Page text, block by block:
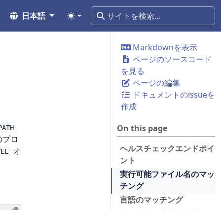
日本語
Markdownを表示
ページのソースコード
を見る
ページの編集
ドキュメントのissueを
作成
On this page
ヘルスチェックエンドポイ
ント
実行可能ファイル名のマッ
チング
言語のマッチング
ロ
オ